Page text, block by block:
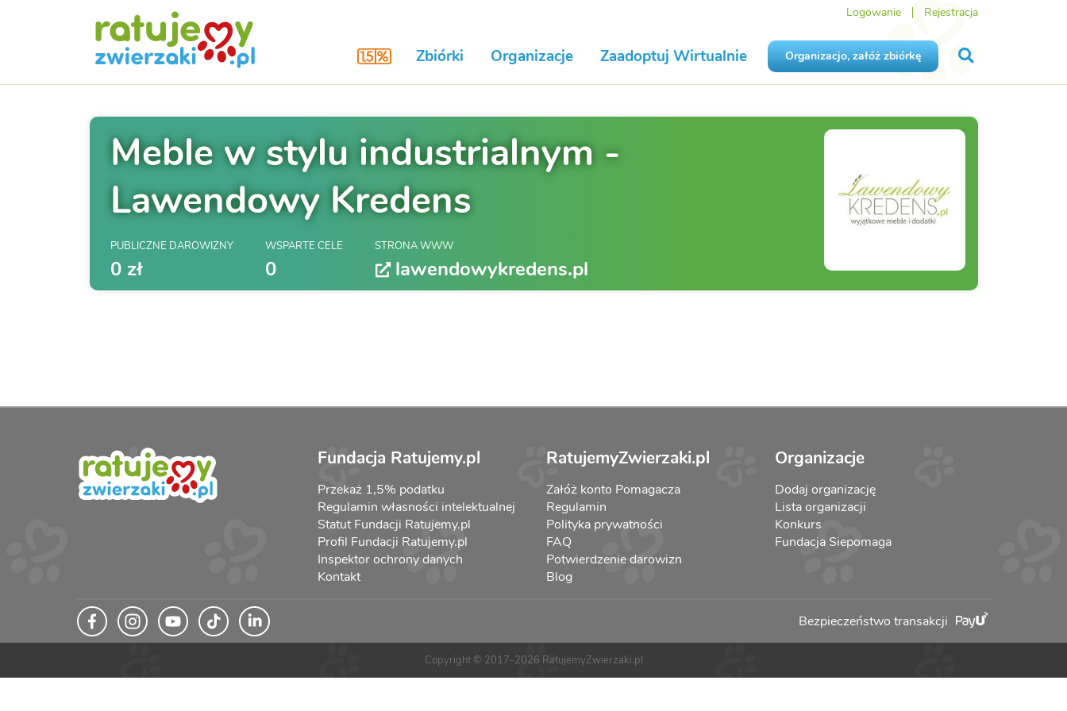
Logowanie Rejestracja
Zbiórki Organizacje Zaadoptuj Wirtualnie Organizacjo, załóż zbiórkę
Meble w stylu industrialnym -
Lawendowy Kredens
PUBLICZNE DAROWIZNY
0 zł
WSPARTE CELE
0
STRONA WWW
lawendowykredens.pl
Fundacja Ratujemy.pl
Przekaż 1,5% podatku
Regulamin własności intelektualnej
Statut Fundacji Ratujemy.pl
Profil Fundacji Ratujemy.pl
Inspektor ochrony danych
Kontakt
RatujemyZwierzaki.pl
Załóż konto Pomagacza
Regulamin
Polityka prywatności
FAQ
Potwierdzenie darowizn
Blog
Organizacje
Dodaj organizację
Lista organizacji
Konkurs
Fundacja Siepomaga
Bezpieczeństwo transakcji
Copyright © 2017-2026 RatujemyZwierzaki.pl